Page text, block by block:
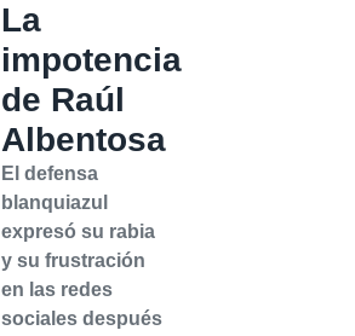
La
impotencia
de Raúl
Albentosa
El defensa
blanquiazul
expresó su rabia
y su frustración
en las redes
sociales después